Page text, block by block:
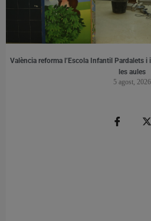
València reforma l’Escola Infantil Pardalets
les aules
5 agost, 2026